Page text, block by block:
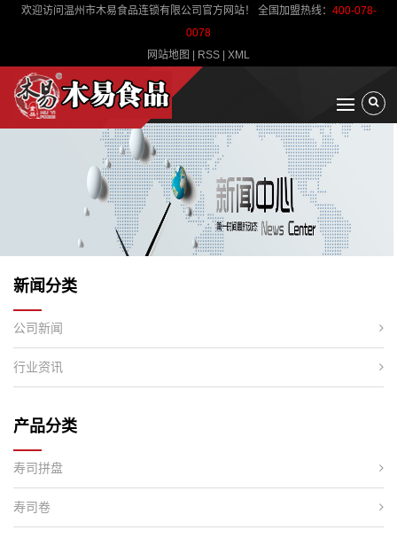
欢迎访问温州市木易食品连锁有限公司官方网站！ 全国加盟热线： 400-078-
0078
网站地图
RSS XML
新闻分类
公司新闻
行业资讯
产品分类
寿司拼盘
寿司卷